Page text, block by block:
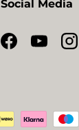
Social Media
Facebook